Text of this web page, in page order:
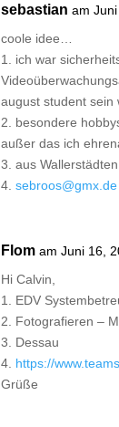
sebastian am
coole idee…
1. ich war
august student sein
2. besondere
außer das ich
3. aus
4. sebroos@gmx.de
Flom am Juni 16,
Hi Calvin,
1. EDV
2. Fotografieren –
3. Dessau
4. https://
Grüße